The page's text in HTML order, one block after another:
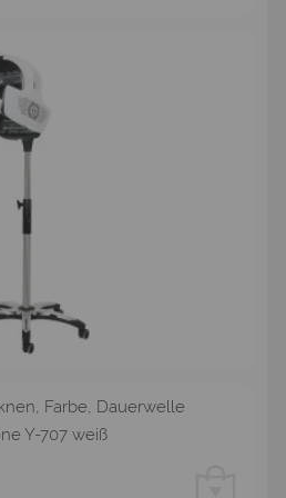
Farbe, Dauerwelle
Y-707 weiß